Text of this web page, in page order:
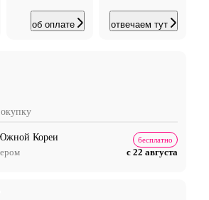
об оплате отвечаем тут
Кореи
бесплатно
с 22 августа